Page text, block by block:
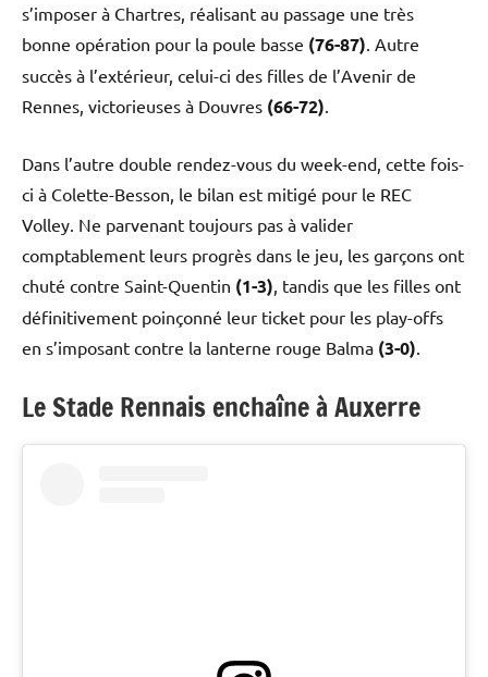
s’imposer à Chartres, réalisant au passage une très
bonne opération pour la poule basse (76-87) . Autre
succès à l’extérieur, celui-ci des filles de l’Avenir de
Rennes, victorieuses à Douvres (66-72)
Dans l’autre double rendez-vous du week-end, cette fois-
ci à Colette-Besson, le bilan est mitigé pour le REC
Volley. Ne parvenant toujours pas à valider
comptablement leurs progrès dans le jeu, les garçons ont
chuté contre Saint-Quentin (1-3) , tandis que les filles ont
définitivement poinçonné leur ticket pour les play-offs
en s’imposant contre la lanterne rouge Balma (3-0)
Le Stade Rennais enchaîne à Auxerre